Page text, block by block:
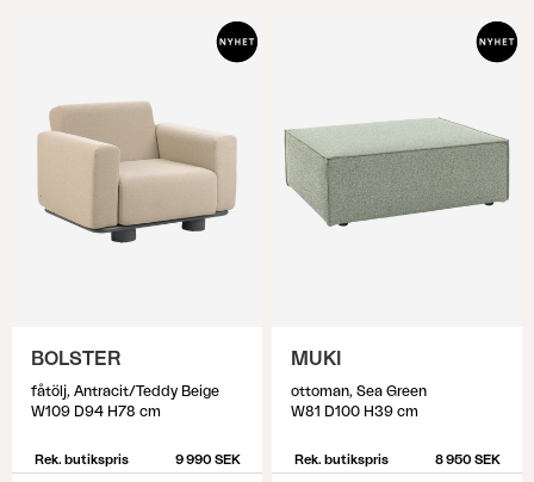
BOLSTER
fåtölj, Antracit/Teddy Beige
W109 D94 H78 cm
Rek. butikspris 9 990 SEK
MUKI
ottoman, Sea Green
W81 D100 H39 cm
Rek. butikspris 8 950 SEK